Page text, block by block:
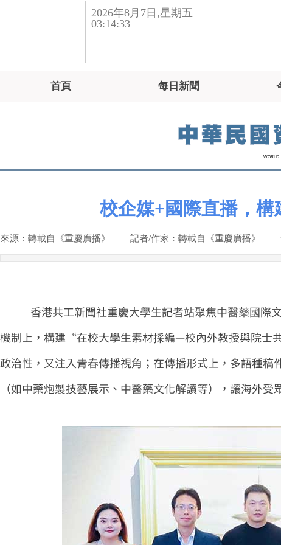
首頁 每日新聞
2026年8月 7 日 ,星期五
03:14:33
WORLD
校企媒+國際直播，
來源： 轉載自《重慶廣播》 記者/作家： 轉載自《重慶廣播》
香港共工新聞社重慶大學生記者站聚焦中醫藥國
機制上，構建“在校大學生素材採編—校內外教授與院士
政治性，又注入青春傳播視角；在傳播形式上，多語種
（如中藥炮製技藝展示、中醫藥文化解讀等），讓海外受